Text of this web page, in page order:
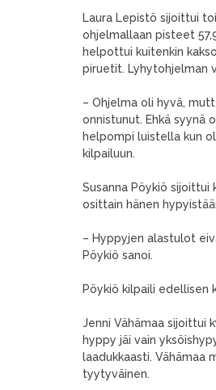
Laura Lepistö sijoittui
ohjelmallaan pisteet
helpottui kuitenkin
piruetit. Lyhytohjelman
– Ohjelma oli hyvä,
onnistunut. Ehkä syynä
helpompi luistella kun
kilpailuun.
Susanna Pöykiö
osittain hänen
– Hyppyjen alastulot
Pöykiö sanoi.
Pöykiö kilpaili edellisen
Jenni Vähämaa sijoittui
hyppy jäi vain
laadukkaasti. Vähämaa
tyytyväinen.